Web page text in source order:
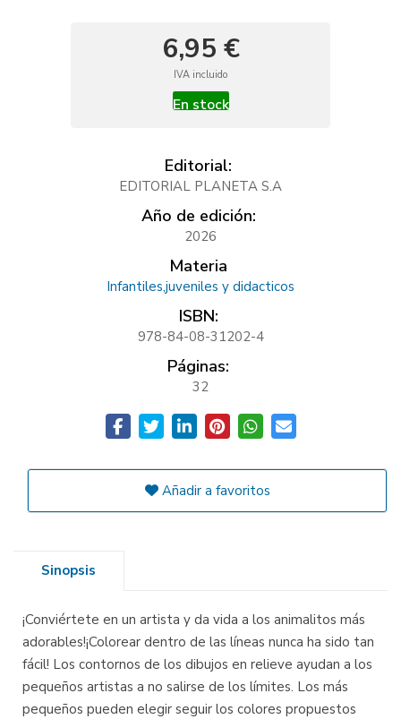
6,95 €
IVA incluido
En stock
Editorial:
EDITORIAL PLANETA S.A
Año de edición:
2026
Materia
Infantiles,juveniles y didacticos
ISBN:
978-84-08-31202-4
Páginas:
32
Añadir a favoritos
Sinopsis
¡Conviértete en un artista y da vida a los animalitos más
adorables!¡Colorear dentro de las líneas nunca ha sido tan
fácil! Los contornos de los dibujos en relieve ayudan a los
pequeños artistas a no salirse de los límites. Los más
pequeños pueden elegir seguir los colores propuestos